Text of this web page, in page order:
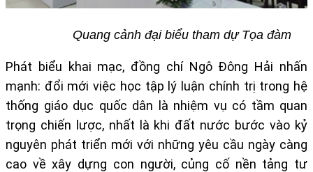
Quang cảnh đại biểu tham dự Tọa đàm
Phát biểu khai mạc, đồng chí Ngô Đông Hải nhấn
mạnh: đổi mới việc học tập lý luận chính trị trong hệ
thống giáo dục quốc dân là nhiệm vụ có tầm quan
trọng chiến lược, nhất là khi đất nước bước vào kỷ
nguyên phát triển mới với những yêu cầu ngày càng
cao về xây dựng con người, củng cố nền tảng tư